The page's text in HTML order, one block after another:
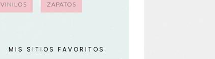
VINILOS ZAPATOS
MIS SITIOS FAVORITOS